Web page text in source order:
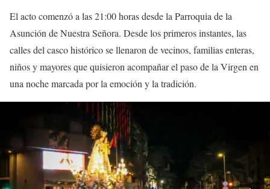
El acto comenzó a las 21:00 horas desde la Parroquia de la
Asunción de Nuestra Señora. Desde los primeros instantes, las
calles del casco histórico se llenaron de vecinos, familias enteras,
niños y mayores que quisieron acompañar el paso de la Virgen en
una noche marcada por la emoción y la tradición.